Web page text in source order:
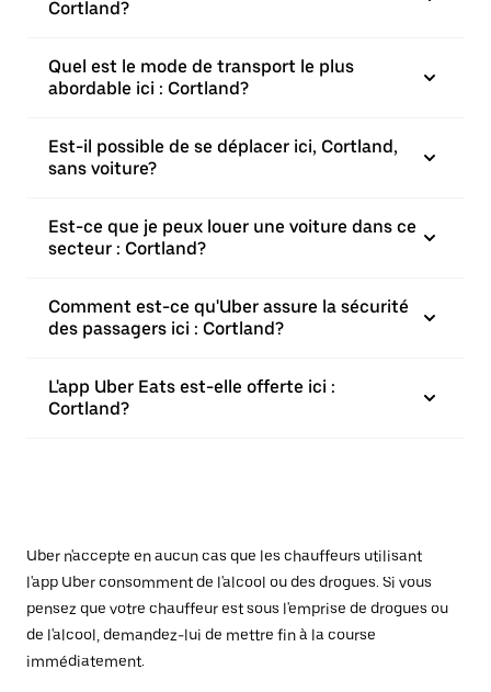
Cortland?
Quel est le mode de transport le plus
abordable ici : Cortland?
Est-il possible de se déplacer ici, Cortland,
sans voiture?
Est-ce que je peux louer une voiture dans ce
secteur : Cortland?
Comment est-ce qu'Uber assure la sécurité
des passagers ici : Cortland?
L'app Uber Eats est-elle offerte ici :
Cortland?
Uber n'accepte en aucun cas que les chauffeurs utilisant
l'app Uber consomment de l'alcool ou des drogues. Si vous
pensez que votre chauffeur est sous l'emprise de drogues ou
de l'alcool, demandez-lui de mettre fin à la course
immédiatement.